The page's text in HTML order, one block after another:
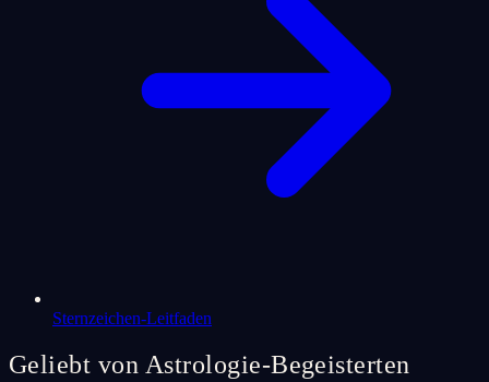
Sternzeichen-Leitfaden
Geliebt von Astrologie-Begeisterten